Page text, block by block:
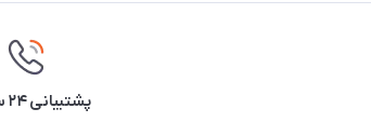
پشتیبانی ۲۴ ساعته